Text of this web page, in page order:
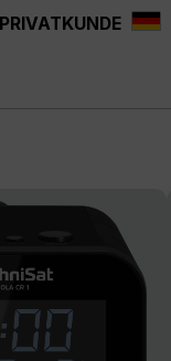
PRIVATKUNDE